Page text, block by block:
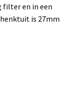
filter en in een
is 27mm